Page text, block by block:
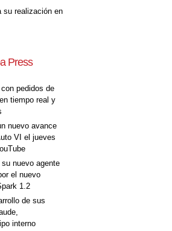
su realización en
Press
pedidos de
tiempo real y
nuevo avance
VI el jueves
nuevo agente
el nuevo
1.2
de sus
interno